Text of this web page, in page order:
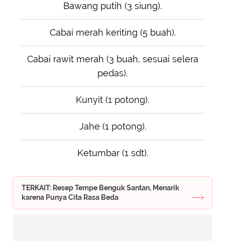
Bawang putih (3 siung).
Cabai merah keriting (5 buah).
Cabai rawit merah (3 buah, sesuai selera
pedas).
Kunyit (1 potong).
Jahe (1 potong).
Ketumbar (1 sdt).
TERKAIT: Resep Tempe Benguk Santan, Menarik
karena Punya Cita Rasa Beda